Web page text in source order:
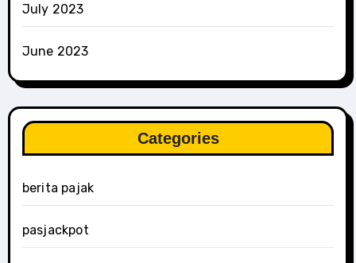
July 2023
June 2023
Categories
berita pajak
pasjackpot